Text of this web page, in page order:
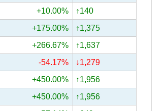
+10.00%
↑140
+175.00%
↑1,375
+266.67%
↑1,637
-54.17%
↓1,279
+450.00%
↑1,956
+450.00%
↑1,956